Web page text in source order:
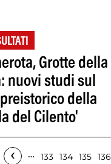
Grotte della
nuovi studi sul
della
del Cilento'
‹ … 133 134 135 136